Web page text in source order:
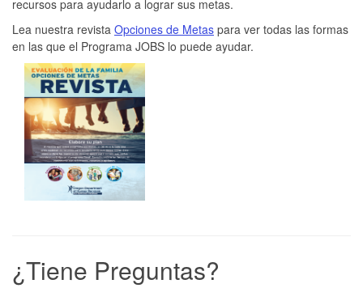
recursos para ayudarlo a lograr sus metas.
Lea nuestra revista Opciones de Metas para ver todas las formas
en las que el Programa JOBS lo puede ayudar.
¿Tiene Preguntas?